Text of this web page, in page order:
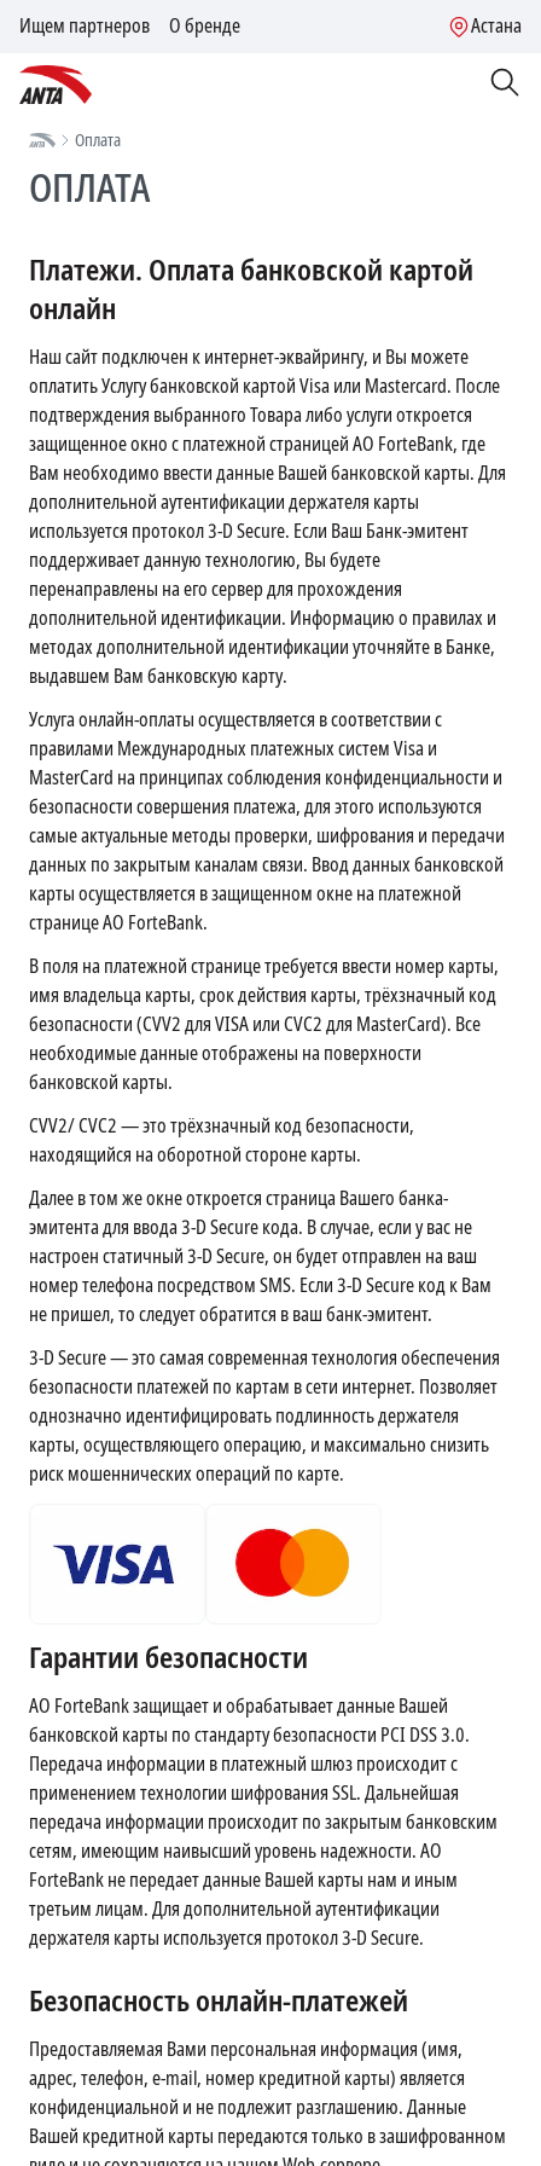
Ищем партнеров О бренде Астана
Оплата
ОПЛАТА
Платежи. Оплата банковской картой
онлайн
Наш сайт подключен к интернет-эквайрингу, и Вы можете
оплатить Услугу банковской картой Visa или Mastercard. После
подтверждения выбранного Товара либо услуги откроется
защищенное окно с платежной страницей АО ForteBank, где
Вам необходимо ввести данные Вашей банковской карты. Для
дополнительной аутентификации держателя карты
используется протокол 3-D Secure. Если Ваш Банк-эмитент
поддерживает данную технологию, Вы будете
перенаправлены на его сервер для прохождения
дополнительной идентификации. Информацию о правилах и
методах дополнительной идентификации уточняйте в Банке,
выдавшем Вам банковскую карту.
Услуга онлайн-оплаты осуществляется в соответствии с
правилами Международных платежных систем Visa и
MasterCard на принципах соблюдения конфиденциальности и
безопасности совершения платежа, для этого используются
самые актуальные методы проверки, шифрования и передачи
данных по закрытым каналам связи. Ввод данных банковской
карты осуществляется в защищенном окне на платежной
странице АО ForteBank.
В поля на платежной странице требуется ввести номер карты,
имя владельца карты, срок действия карты, трёхзначный код
безопасности (CVV2 для VISA или CVC2 для MasterCard). Все
необходимые данные отображены на поверхности
банковской карты.
CVV2/ CVC2 — это трёхзначный код безопасности,
находящийся на оборотной стороне карты.
Далее в том же окне откроется страница Вашего банка-
эмитента для ввода 3-D Secure кода. В случае, если у вас не
настроен статичный 3-D Secure, он будет отправлен на ваш
номер телефона посредством SMS. Если 3-D Secure код к Вам
не пришел, то следует обратится в ваш банк-эмитент.
3-D Secure — это самая современная технология обеспечения
безопасности платежей по картам в сети интернет. Позволяет
однозначно идентифицировать подлинность держателя
карты, осуществляющего операцию, и максимально снизить
риск мошеннических операций по карте.
Гарантии безопасности
АО ForteBank защищает и обрабатывает данные Вашей
банковской карты по стандарту безопасности PCI DSS 3.0.
Передача информации в платежный шлюз происходит с
применением технологии шифрования SSL. Дальнейшая
передача информации происходит по закрытым банковским
сетям, имеющим наивысший уровень надежности. АО
ForteBank не передает данные Вашей карты нам и иным
третьим лицам. Для дополнительной аутентификации
держателя карты используется протокол 3-D Secure.
Безопасность онлайн-платежей
Предоставляемая Вами персональная информация (имя,
адрес, телефон, e-mail, номер кредитной карты) является
конфиденциальной и не подлежит разглашению. Данные
Вашей кредитной карты передаются только в зашифрованном